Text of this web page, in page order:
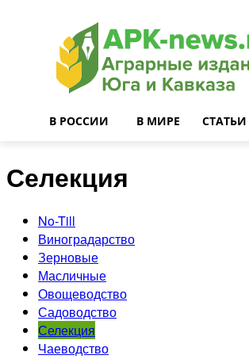
В РОССИИ В МИРЕ СТАТЬИ
Селекция
No-Till
Виноградарство
Зерновые
Масличные
Овощеводство
Садоводство
Селекция
Чаеводство